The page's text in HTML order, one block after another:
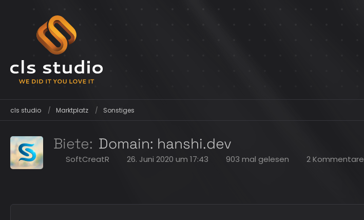
cls studio Marktplatz Sonstiges
Biete Domain: hanshi.dev
SoftCreatR 26. Juni 2020 um 17:43 903 mal gelesen 2 Kommentare